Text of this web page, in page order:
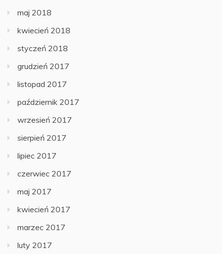
maj 2018
kwiecień 2018
styczeń 2018
grudzień 2017
listopad 2017
październik 2017
wrzesień 2017
sierpień 2017
lipiec 2017
czerwiec 2017
maj 2017
kwiecień 2017
marzec 2017
luty 2017